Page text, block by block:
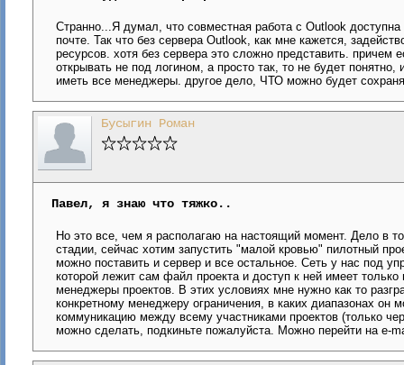
Странно...Я думал, что совместная работа с Outlook
почте. Так что без сервера Outlook, как мне кажется,
ресурсов. хотя без сервера это сложно представить.
открывать не под логином, а просто так, то не будет
иметь все менеджеры. другое дело, ЧТО можно будет
Бусыгин Роман
Павел, я знаю что тяжко..
Но это все, чем я располагаю на настоящий момент. Дело в
стадии, сейчас хотим запустить "малой кровью" пилотный
можно поставить и сервер и все остальное. Сеть у нас под
которой лежит сам файл проекта и доступ к ней имеет
менеджеры проектов. В этих условиях мне нужно как то
конкретному менеджеру ограничения, в каких диапазонах он
коммуникацию между всему участниками проектов (только
можно сделать, подкиньте пожалуйста. Можно перейти на e-